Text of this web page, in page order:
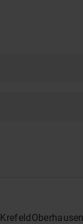
KrefeldOberhausen